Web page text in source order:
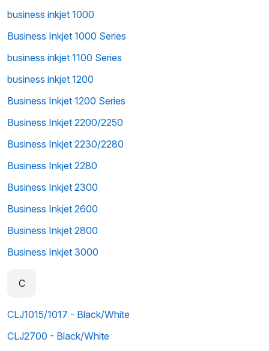
business inkjet 1000
Business Inkjet 1000 Series
business inkjet 1100 Series
business inkjet 1200
Business Inkjet 1200 Series
Business Inkjet 2200/2250
Business Inkjet 2230/2280
Business Inkjet 2280
Business Inkjet 2300
Business Inkjet 2600
Business Inkjet 2800
Business Inkjet 3000
C
CLJ1015/1017 - Black/White
CLJ2700 - Black/White